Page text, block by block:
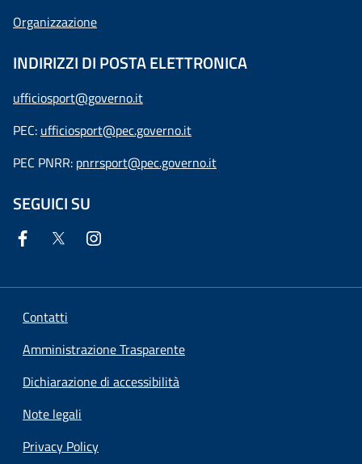
Organizzazione
INDIRIZZI DI POSTA ELETTRONICA
ufficiosport@governo.it
PEC: ufficiosport@pec.governo.it
PEC PNRR: pnrrsport@pec.governo.it
SEGUICI SU
Contatti
Amministrazione Trasparente
Dichiarazione di accessibilità
Note legali
Privacy Policy